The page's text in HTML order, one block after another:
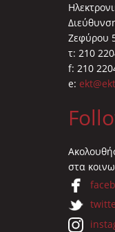
Ζεφύρου
τ: 210
f: 210
e:
στα